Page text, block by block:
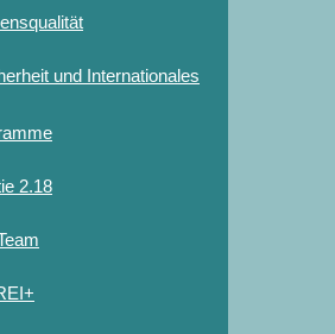
und Internationales
2.18